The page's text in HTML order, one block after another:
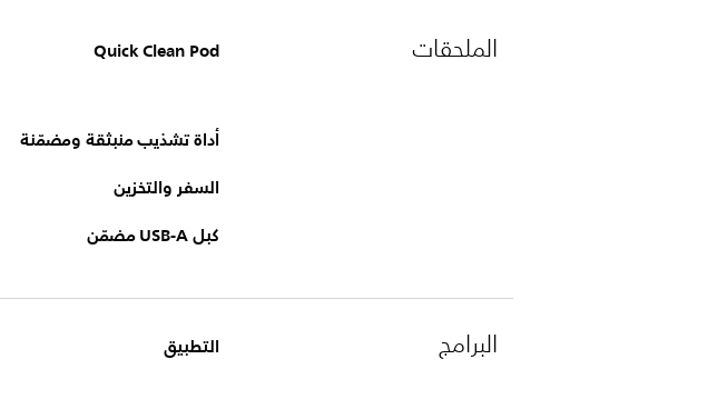
الملحقات Quick Clean Pod
أداة تشذيب منبثقة ومضمّنة
السفر والتخزين
كبل USB-A مضمّن
البرامج التطبيق